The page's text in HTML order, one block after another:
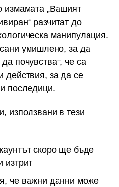
измамата „Вашият
разчитат до
манипулация.
умишлено, за да
почувстват, че са
действия, за да се
последици.
използвани в тези
скоро ще бъде
изтрит
че важни данни може